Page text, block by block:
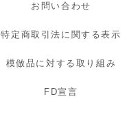
お問い合わせ
特定商取引法に関する表示
模倣品に対する取り組み
FD宣言